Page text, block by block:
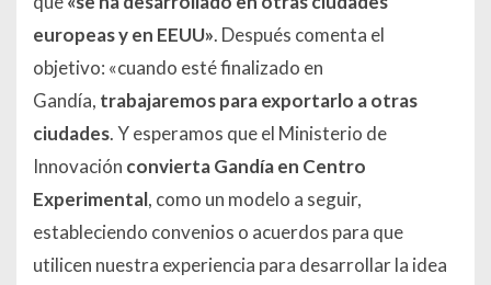
europeas y en EEUU». Después comenta el
objetivo: «cuando esté finalizado en
Gandía, trabajaremos para exportarlo a otras
ciudades. Y esperamos que el Ministerio de
Innovación convierta Gandía en Centro
Experimental, como un modelo a seguir,
estableciendo convenios o acuerdos para que
utilicen nuestra experiencia para desarrollar la idea